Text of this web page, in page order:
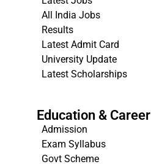
All India Jobs
Results
Latest Admit Card
University Update
Latest Scholarships
Education & Career
Admission
Exam Syllabus
Govt Scheme